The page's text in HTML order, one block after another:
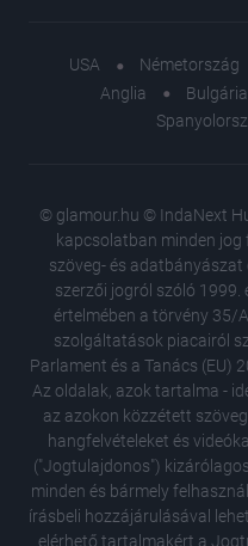
USA Németország
Anglia
Bulgária
© glamour.hu © IndaNext
kapcsolatban minden
szöveg- és
szerzői jogról szóló 1999.
értelmében a törvény 35/
szolgáltatások piacairól
Parlament és a Tanács (EU)
Az oldalak, azok tartalma -
az azokon közzétett
hangfelvételeket és
("Jogtulajdonos")
minden és bármely
írásbeli hozzájárulásával
elérhető tartalmakért a